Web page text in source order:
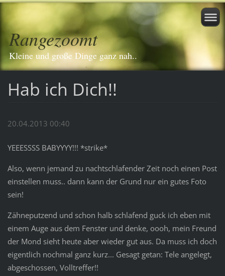
Rangezoomt
Kleine und große Dinge ganz nah..
Hab ich Dich!!
20.04.2013 00:40
YEEESSSS BABYYYY!!! *strike*
Also, wenn jemand zu nachtschlafender Zeit noch einen Post
einstellen muss.. dann kann der Grund nur ein gutes Foto
sein!
Zähneputzend und schon halb schlafend guck ich eben mit
einem Auge aus dem Fenster und denke, oooh, mein Freund
der Mond sieht heute aber wieder gut aus. Da muss ich doch
eigentlich nochmal ganz kurz... Gesagt getan: Tele angelegt,
abgeschossen, Volltreffer!!